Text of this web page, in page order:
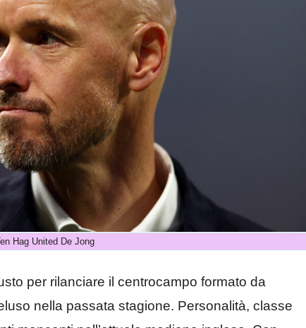
Hag United De Jong
per rilanciare il centrocampo formato da
nella passata stagione. Personalità, classe